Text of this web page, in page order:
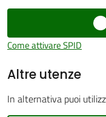
Servizi
on-
Come attivare SPID
Altre utenze
In alternativa puoi